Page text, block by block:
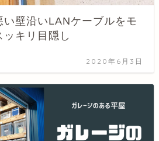
い壁沿いLANケーブルをモ
ッキリ目隠し
2020年6月3日